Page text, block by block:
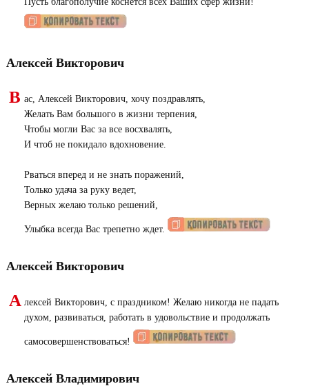
Алексей Викторович
В ас, Алексей Викторович, хочу поздравлять,
Желать Вам большого в жизни терпения,
Чтобы могли Вас за все восхвалять,
И чтоб не покидало вдохновение.
Рваться вперед и не знать поражений,
Только удача за руку ведет,
Верных желаю только решений,
Улыбка всегда Вас трепетно ждет.
Алексей Викторович
А лексей Викторович, с праздником! Желаю никогда не падать
духом, развиваться, работать в удовольствие и продолжать
самосовершенствоваться!
Алексей Владимирович